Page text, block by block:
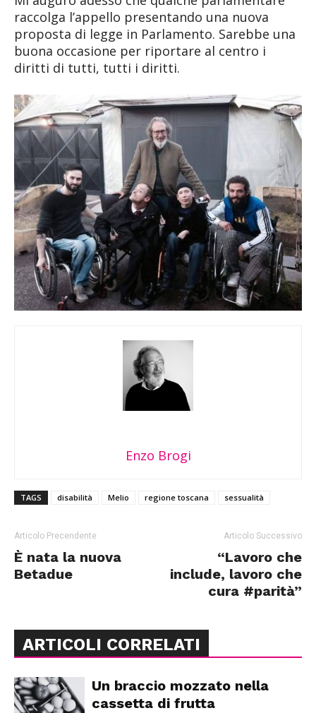
raccolga l’appello presentando una nuova
proposta di legge in Parlamento. Sarebbe una
buona occasione per riportare al centro i
diritti di tutti, tutti i diritti.
Enzo Brogi
TAGS disabilità Melio regione toscana sessualità
Articolo Precendente
È nata la nuova
Betadue
Articolo Successivo
“Lavoro che
include, lavoro che
cura #parità”
ARTICOLI CORRELATI
Un braccio mozzato nella
cassetta di frutta